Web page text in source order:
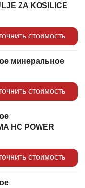
ZA KOSILICE
стоимость
минеральное
стоимость
HC POWER
стоимость